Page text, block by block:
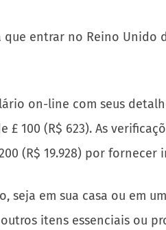
entrar no Reino Unido
on-line com seus
100 (R$ 623). As
(R$ 19.928) por
seja em sua casa ou em
itens essenciais ou